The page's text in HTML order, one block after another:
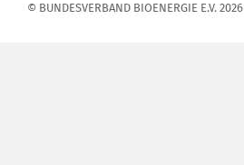
© BUNDESVERBAND BIOENERGIE E.V. 2026